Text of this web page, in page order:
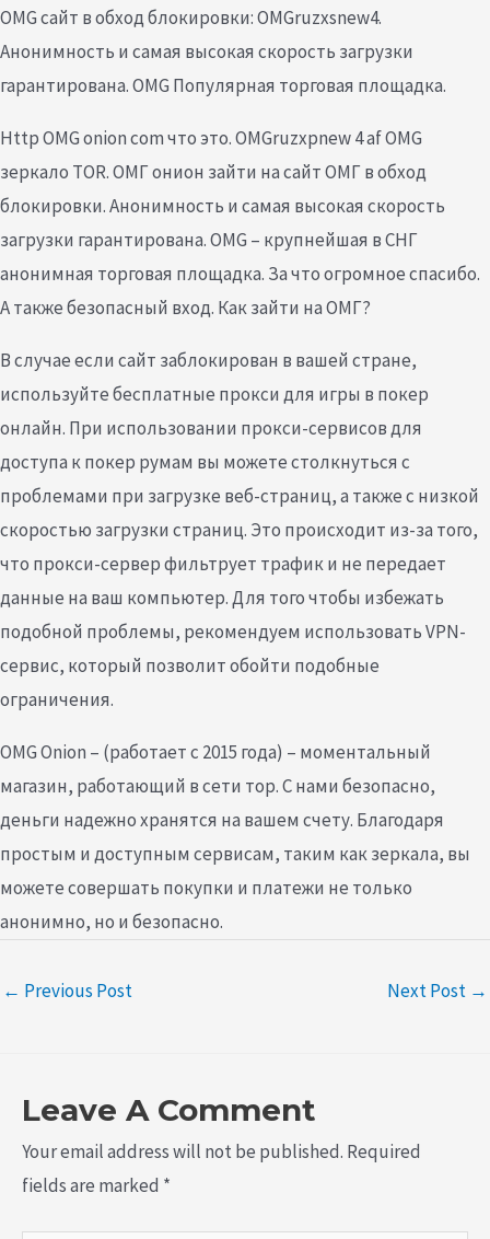
OMG сайт в обход блокировки: OMGruzxsnew4.
Анонимность и самая высокая скорость загрузки
гарантирована. OMG Популярная торговая площадка.
Http OMG onion com что это. OMGruzxpnew 4 af OMG
зеркало TOR. ОМГ онион зайти на сайт ОМГ в обход
блокировки. Анонимность и самая высокая скорость
загрузки гарантирована. OMG – крупнейшая в СНГ
анонимная торговая площадка. За что огромное спасибо.
А также безопасный вход. Как зайти на ОМГ?
В случае если сайт заблокирован в вашей стране,
используйте бесплатные прокси для игры в покер
онлайн. При использовании прокси-сервисов для
доступа к покер румам вы можете столкнуться с
проблемами при загрузке веб-страниц, а также с низкой
скоростью загрузки страниц. Это происходит из-за того,
что прокси-сервер фильтрует трафик и не передает
данные на ваш компьютер. Для того чтобы избежать
подобной проблемы, рекомендуем использовать VPN-
сервис, который позволит обойти подобные
ограничения.
OMG Onion – (работает с 2015 года) – моментальный
магазин, работающий в сети тор. С нами безопасно,
деньги надежно хранятся на вашем счету. Благодаря
простым и доступным сервисам, таким как зеркала, вы
можете совершать покупки и платежи не только
анонимно, но и безопасно.
← Previous Post Next Post →
Leave A Comment
Your email address will not be published. Required
fields are marked *